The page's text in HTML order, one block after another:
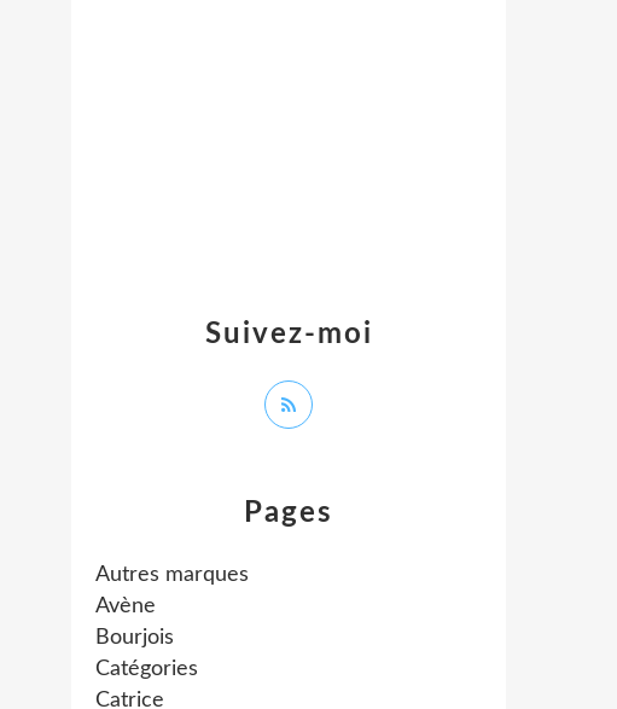
Pages
Autres marques
Avène
Bourjois
Catégories
Catrice
Suivez-moi